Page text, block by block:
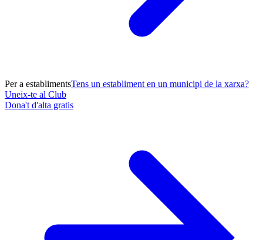
Per a establimentsTens un establiment en un municipi de la xarxa?
Uneix-te al Club
Dona't d'alta gratis